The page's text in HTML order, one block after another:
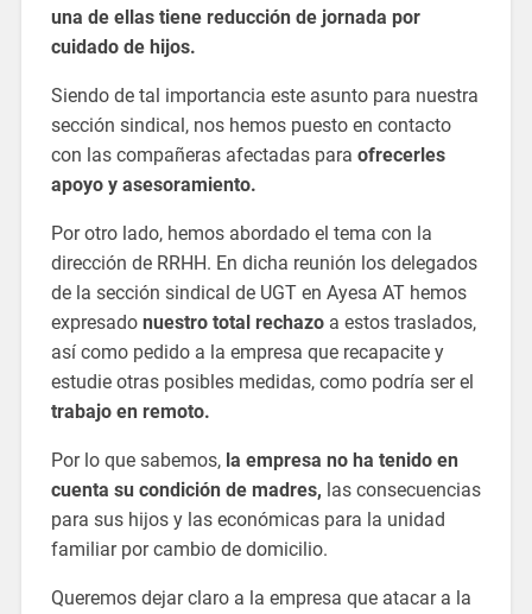
una de ellas tiene reducción de jornada por
cuidado de hijos.
Siendo de tal importancia este asunto para nuestra
sección sindical, nos hemos puesto en contacto
con las compañeras afectadas para ofrecerles
apoyo y asesoramiento.
Por otro lado, hemos abordado el tema con la
dirección de RRHH. En dicha reunión los delegados
de la sección sindical de UGT en Ayesa AT hemos
expresado nuestro total rechazoa estos traslados,
así como pedido a la empresa que recapacite y
estudie otras posibles medidas, como podría ser el
trabajo en remoto.
Por lo que sabemos, la empresa no ha tenido en
cuenta su condición de madres, las consecuencias
para sus hijos y las económicas para la unidad
familiar por cambio de domicilio.
Queremos dejar claro a la empresa que atacar a la